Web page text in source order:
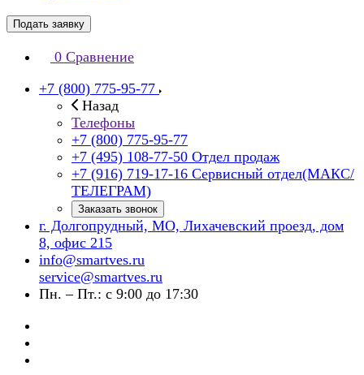
Подать заявку
0 Сравнение
+7 (800) 775-95-77
Назад
Телефоны
+7 (800) 775-95-77
+7 (495) 108-77-50 Отдел продаж
+7 (916) 719-17-16 Сервисный отдел(МАКС/
ТЕЛЕГРАМ)
Заказать звонок
г. Долгопрудный, МО, Лихачевский проезд, дом
8, офис 215
info@smartves.ru
service@smartves.ru
Пн. – Пт.: с 9:00 до 17:30